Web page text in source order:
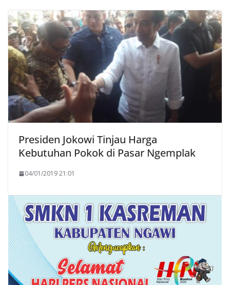
Presiden Jokowi Tinjau Harga
Kebutuhan Pokok di Pasar Ngemplak
04/01/2019 21:01